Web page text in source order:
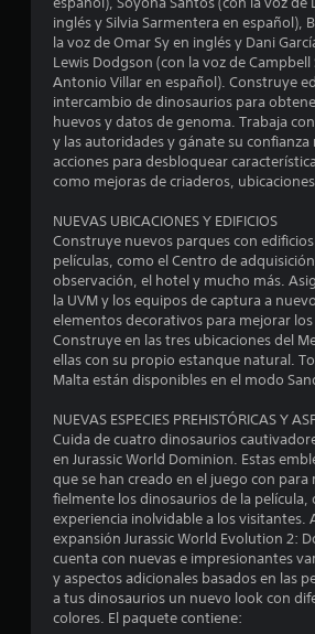
inglés y Silvia Sarmentera en español),
la voz de Omar Sy en inglés y Dani
Lewis Dodgson (con la voz de
Antonio Villar en español). Construye
intercambio de dinosaurios para
huevos y datos de genoma. Trabaja
y las autoridades y gánate su confianza
acciones para desbloquear
como mejoras de criaderos,
NUEVAS UBICACIONES Y EDIFICIOS
Construye nuevos parques con
películas, como el Centro de
observación, el hotel y mucho más.
la UVM y los equipos de captura a
elementos decorativos para mejorar
Construye en las tres ubicaciones del
ellas con su propio estanque natural.
Malta están disponibles en el modo
NUEVAS ESPECIES PREHISTÓRICAS Y
Cuida de cuatro dinosaurios
en Jurassic World Dominion. Estas
que se han creado en el juego con
fielmente los dinosaurios de la película,
experiencia inolvidable a los visitantes.
expansión Jurassic World Evolution 2:
cuenta con nuevas e impresionantes
y aspectos adicionales basados en las
a tus dinosaurios un nuevo look con
colores. El paquete contiene: